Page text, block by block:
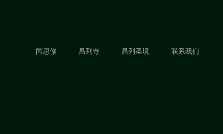
闻思修 昌列寺 昌列圣境 联系我们